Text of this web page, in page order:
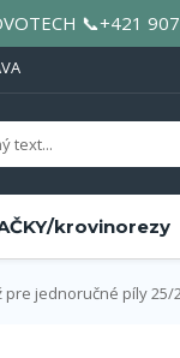
📞+421
krovinorezy
jednoručné píly 25/